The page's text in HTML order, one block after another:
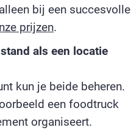
bij een succesvolle
prijzen.
als een locatie
kun je beide beheren.
een foodtruck
organiseert.